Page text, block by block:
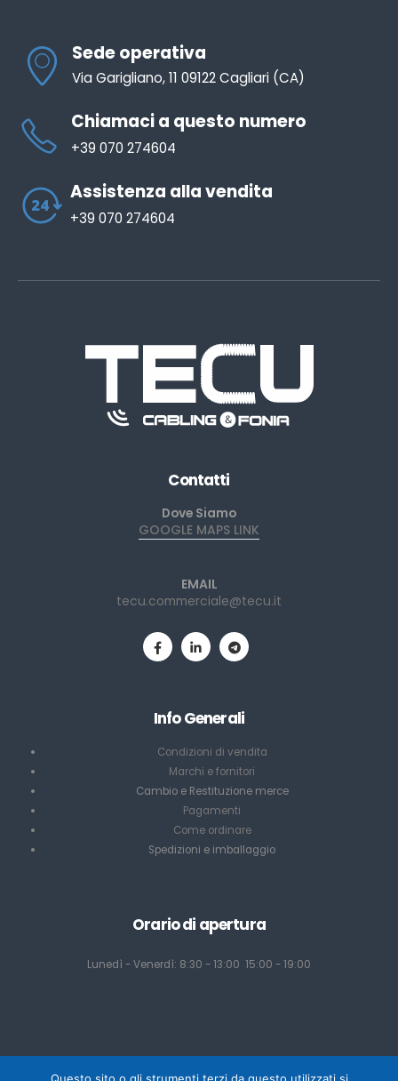
Sede operativa
Via Garigliano, 11 09122 Cagliari (CA)
Chiamaci a questo numero
+39 070 274604
Assistenza alla vendita
+39 070 274604
Contatti
Dove Siamo
GOOGLE MAPS LINK
EMAIL
tecu.commerciale@tecu.it
Info Generali
Condizioni di vendita
Marchi e fornitori
Cambio e Restituzione merce
Pagamenti
Come ordinare
Spedizioni e imballaggio
Orario di apertura
Lunedì - Venerdì: 8:30 - 13:00 15:00 - 19:00